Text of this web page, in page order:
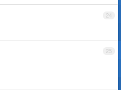
24
25